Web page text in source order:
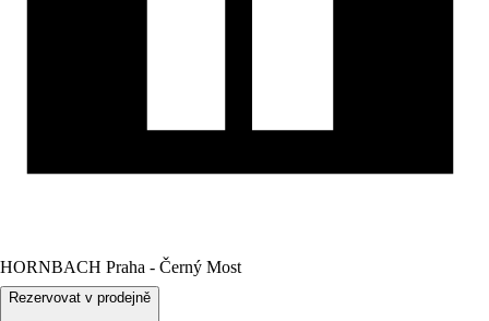
HORNBACH Praha - Černý Most
Rezervovat v prodejně